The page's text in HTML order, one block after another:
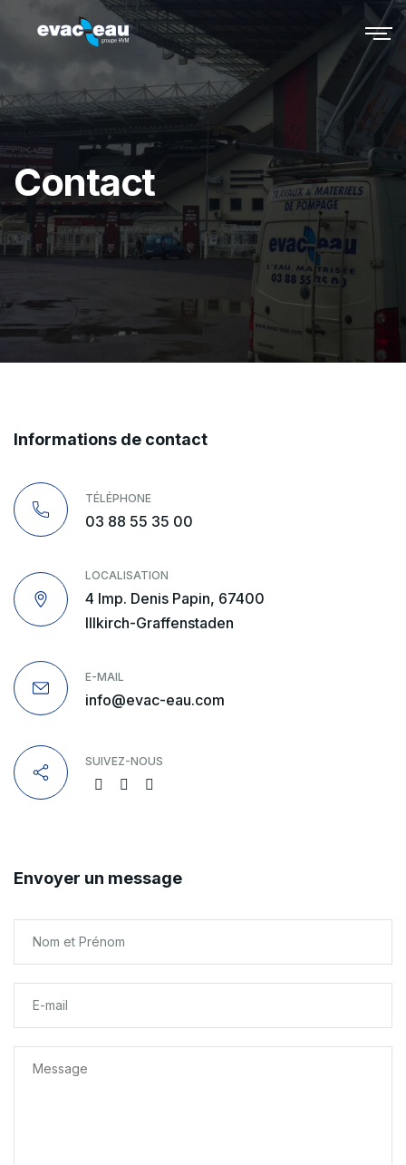
Contact
Informations de contact
TÉLÉPHONE
03 88 55 35 00
LOCALISATION
4 Imp. Denis Papin, 67400
Illkirch-Graffenstaden
E-MAIL
info@evac-eau.com
SUIVEZ-NOUS
Envoyer un message